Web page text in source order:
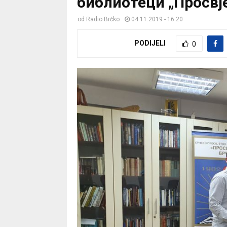
od Radio Brčko 04.11.2019 - 16:20
PODIJELI 0